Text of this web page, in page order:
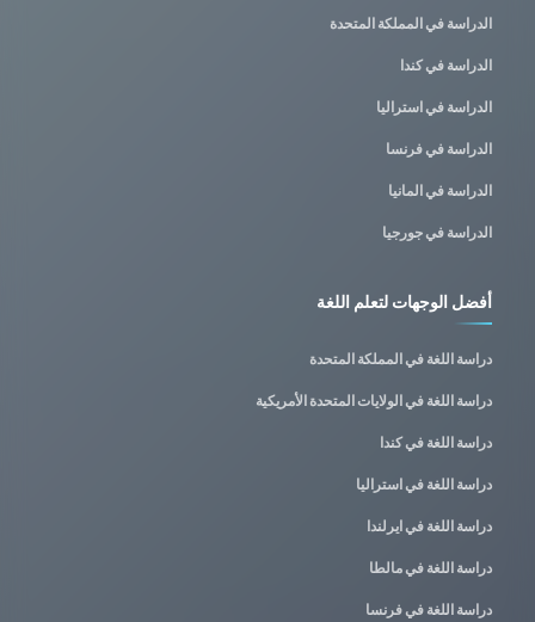
الدراسة في المملكة المتحدة
الدراسة في كندا
الدراسة في استراليا
الدراسة في فرنسا
الدراسة في المانيا
الدراسة في جورجيا
أفضل الوجهات لتعلم اللغة
دراسة اللغة في المملكة المتحدة
دراسة اللغة في الولايات المتحدة الأمريكية
دراسة اللغة في كندا
دراسة اللغة في استراليا
دراسة اللغة في ايرلندا
دراسة اللغة في مالطا
دراسة اللغة في فرنسا